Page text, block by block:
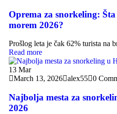
Oprema za snorkeling:
morem 2026?
Prošlog leta je čak 62% turista na
Read more
13 Mar
March 13, 2026 alex55 0
Najbolja mesta za
2026